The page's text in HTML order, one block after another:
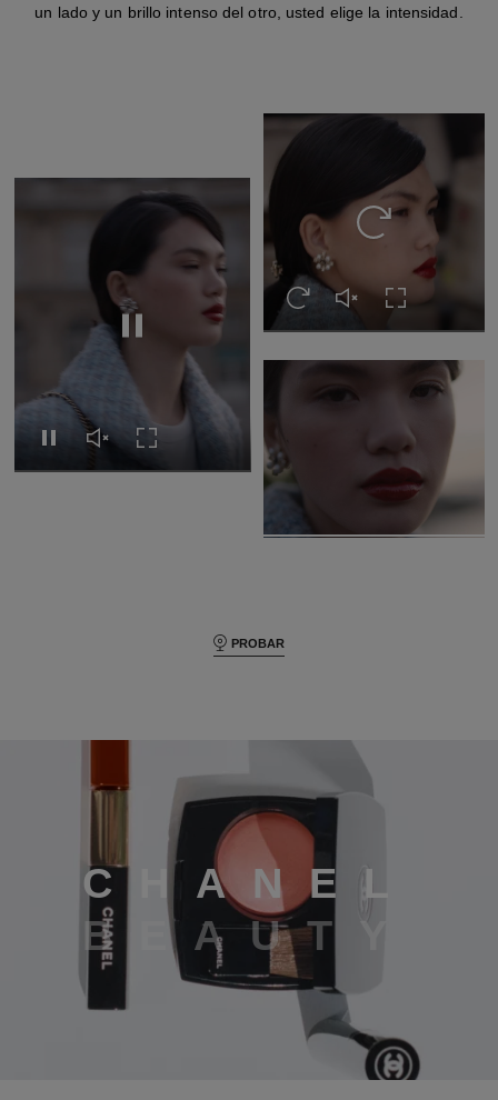
un lado y un brillo intenso del otro, usted elige la intensidad.
Pausar el vídeo
Pausar el vídeo
Activar el sonido del vídeo
Expandir a pantalla completa
Volver a ver el
Volver a ver el vídeo
Activar el sonido del
Expandir a
PROBAR
C H A NE L
B
E AUT Y
Chanel beauty